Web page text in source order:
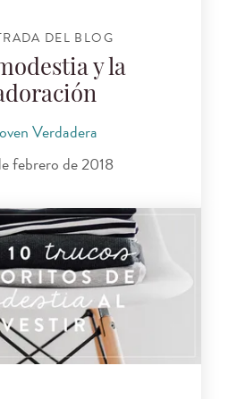
DEL BLOG
y la
Verdadera
febrero de 2018